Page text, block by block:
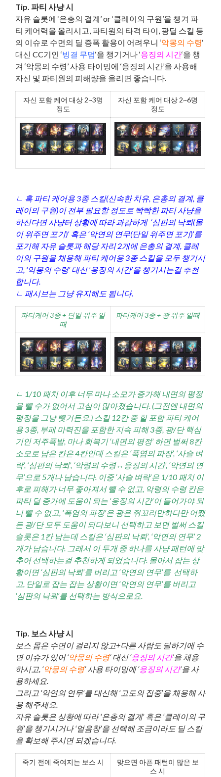
Tip. 파티 사냥 시
자유 슬롯에 ‘은총의 결계’ or ‘클레이의 구원’을 챙겨 파
티 케어력을 올리시고, 파티원의 타격 타이, 광딜 스킬 등
의 이슈로 수면의 딜 증폭 활용이 어려우니 ‘악몽의 수령‘
대신 CC기인 ‘빙결 무덤‘을 챙기거나 ‘응징의 시간‘을 챙
겨 ‘악몽의 수령’ 사용 타이밍에 ‘응징의 시간’을 사용해
자신 및 파티원의 피해량을 올리면 좋습니다.
자신 포함 케어 대상 2~3명
정도
자신 포함 케어 대상 2~6명
정도
ㄴ 혹 파티 케어용 3종 스킬(신속한 치유, 은총의 결계, 클
레이의 구원)이 전부 필요할 정도로 빡빡한 파티 사냥을
하신다면 사냥터 상황에 따라 과감하게 ‘심판의 낙뢰(몰
이 위주면 포기)’ 혹은 ‘악연의 연무(단일 위주면 포기)’를
포기해 자유 슬롯과 해당 자리 2개에 은총의 결계, 클레
이의 구원을 채용해 파티 케어용 3종 스킬을 모두 챙기시
고, ‘악몽의 수령’ 대신 ‘응징의 시간’을 챙기시는걸 추천
합니다.
ㄴ 패시브는 그냥 유지해도 됩니다.
파티케어 3종 + 단일 위주 일
때
파티케어 3종 + 광 위주 일때
ㄴ 1/10 패치 이후 너무 마나 소모가 증가해 내면의 평정
을 뺄 수가 없어서 고심이 많아졌습니다. (그전엔 내면의
평정을 그냥 뺏거든요.) 스킬 12칸 중 힐 포함 파티 케어
용 3종, 부패 마력진을 포함한 지속 피해 3종, 광/단 핵심
기인 저주폭발, 마나 회복기 ‘내면의 평정’ 하면 벌써 8칸
소모로 남은 칸은 4칸인데 스킬은 ‘폭염의 파장’, ‘사슬 벼
락’, ‘심판의 낙뢰’, ‘악령의 수령↔응징의 시간’, ‘악연의 연
무’으로 5개나 남습니다. 이중 ‘사슬 벼락’은 1/10 패치 이
후로 피해가 너무 좋아져서 뺄 수 없고, 악령의 수령 칸은
파티 딜 증가에 도움이 되는 ‘응징의 시간’이 들어가야 되
니 뺄 수 없고, ‘폭염의 파장’은 광은 쥐꼬리만하다만 어쨌
든 광/단 모두 도움이 되다보니 선택하고 보면 벌써 스킬
슬롯은 1칸 남는데 스킬은 ‘심판의 낙뢰’, ‘악연의 연무’ 2
개가 남습니다. 그래서 이 두개 중 하나를 사냥 패턴에 맞
추어 선택하는걸 추천하게 되었습니다. 몰아서 잡는 상
황이면 ‘심판의 낙뢰’를 버리고 ‘악연의 연무’를 선택하
고, 단일로 잡는 잡는 상황이면 ‘악연의 연무’를 버리고
‘심판의 낙뢰’를 선택하는 방식으로요.
Tip. 보스 사냥 시
보스 몹은 수면이 걸리지 않고+다른 사람도 딜하기에 수
면 이슈가 있어 ‘악몽의 수령‘ 대신 ‘응징의 시간‘을 채용
하시고, ‘악몽의 수령‘ 사용 타이밍에 ‘응징의 시간‘을 사
용하세요.
그리고 ‘악연의 연무’를 대신해 ‘고도의 집중’을 채용해 사
용 해주세요.
자유 슬롯은 상황에 따라 ‘은총의 결계’ 혹은 ‘클레이의 구
원’을 챙기시거나 ‘얼음창’을 선택해 조금이라도 딜 스킬
을 확보해 주시면 되겠습니다.
죽기 전에 죽여지는 보스 시
맞으면 아픈 패턴이 많은 보
스 시